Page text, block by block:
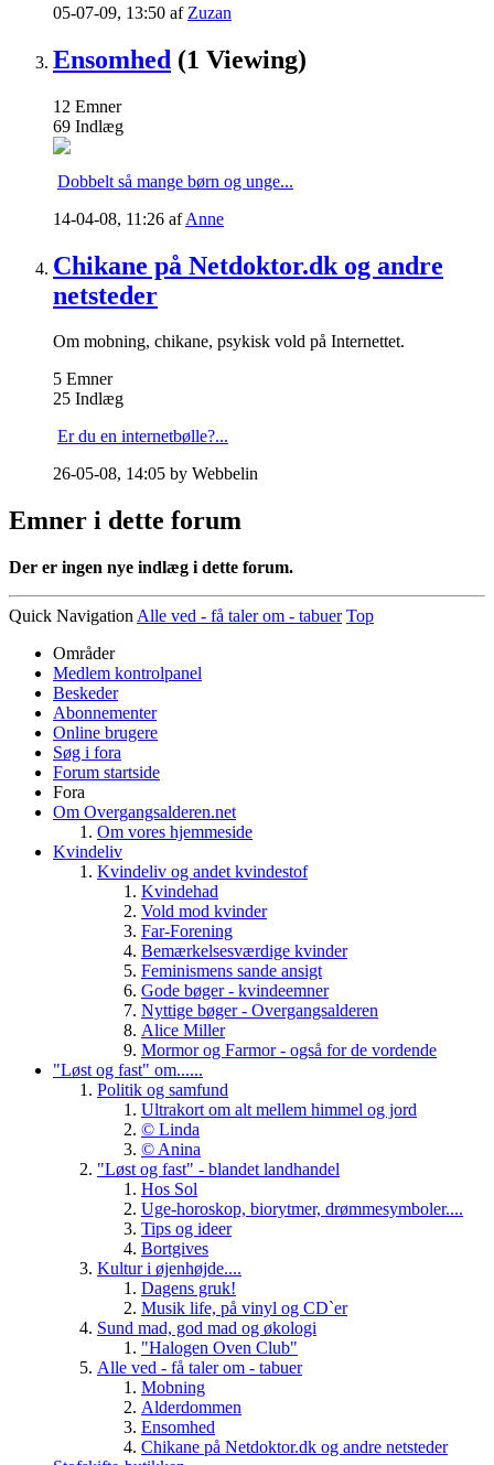
05-07-09, 13:50 af Zuzan
Ensomhed (1 Viewing)
12 Emner
69 Indlæg
Dobbelt så mange børn og unge...
14-04-08, 11:26 afAnne
Chikane på Netdoktor.dk og andre
netsteder
Om mobning, chikane, psykisk vold på Internettet.
5 Emner
25 Indlæg
Er du en internetbølle?...
26-05-08, 14:05 by Webbelin
Emner i dette forum
Der er ingen nye indlæg i dette forum.
Quick Navigation Alle ved - få taler om - tabuer Top
Områder
Medlem kontrolpanel
Beskeder
Abonnementer
Online brugere
Søg i fora
Forum startside
Fora
Om Overgangsalderen.net
Om vores hjemmeside
Kvindeliv
Kvindeliv og andet kvindestof
Kvindehad
Vold mod kvinder
Far-Forening
Bemærkelsesværdige kvinder
Feminismens sande ansigt
Gode bøger - kvindeemner
Nyttige bøger - Overgangsalderen
Alice Miller
Mormor og Farmor - også for de vordende
"Løst og fast" om......
Politik og samfund
Ultrakort om alt mellem himmel og jord
© Linda
© Anina
"Løst og fast" - blandet landhandel
Hos Sol
Uge-horoskop, biorytmer, drømmesymboler....
Tips og ideer
Bortgives
Kultur i øjenhøjde....
Dagens gruk!
Musik life, på vinyl og CD`er
Sund mad, god mad og økologi
"Halogen Oven Club"
Alle ved - få taler om - tabuer
Mobning
Alderdommen
Ensomhed
Chikane på Netdoktor.dk og andre netsteder